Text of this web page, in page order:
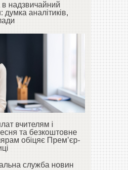
в надзвичайний
думка аналітиків,
вчителям і
та безкоштовне
обіцяє Прем’єр-
служба новин